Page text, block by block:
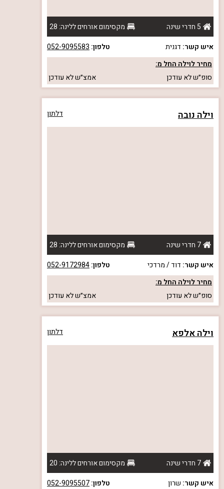
5 חדרי שינה
מקסימום אורחים ללינה: 28
איש קשר: דגנית טלפון: 052-9095583
מחיר לוילה החל מ:
סופ״שלא עודכן אמצ״שלא עודכן
וילה נובה דלתון
7 חדרי שינה
מקסימום אורחים ללינה: 28
איש קשר: דוד / מרדכי טלפון:052-9172984
מחיר לוילה החל מ:
סופ״שלא עודכן אמצ״שלא עודכן
וילה אלפא דלתון
7 חדרי שינה
מקסימום אורחים ללינה: 20
איש קשר: שרון טלפון:052-9095507